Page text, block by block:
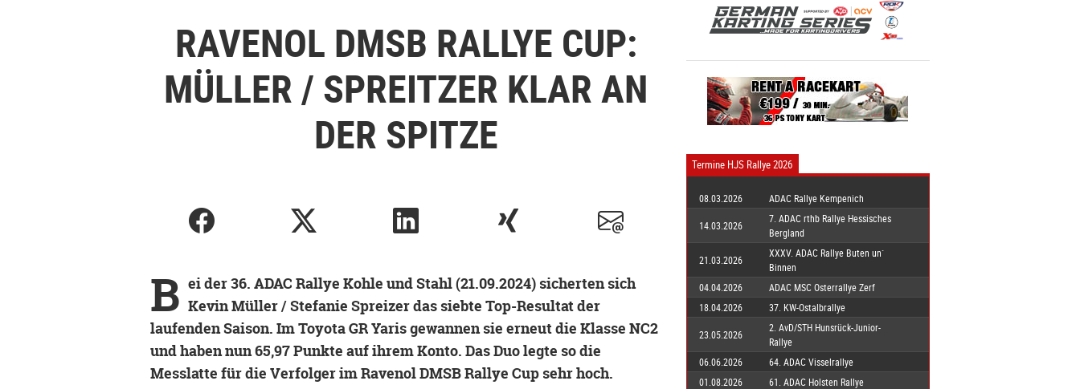
RAVENOL DMSB RALLYE CUP:
MÜLLER / SPREITZER KLAR AN
DER SPITZE
B ei der 36. ADAC Rallye Kohle und Stahl (21.09.2024) sicherten sich
Kevin Müller / Stefanie Spreizer das siebte Top-Resultat der
laufenden Saison. Im Toyota GR Yaris gewannen sie erneut die Klasse NC2
und haben nun 65,97 Punkte auf ihrem Konto. Das Duo legte so die
Messlatte für die Verfolger im Ravenol DMSB Rallye Cup sehr hoch.
Termine HJS Rallye 2026
08.03.2026 ADAC Rallye Kempenich
14.03.2026
7. ADAC rthb Rallye Hessisches
Bergland
21.03.2026
XXXV. ADAC Rallye Buten un`
Binnen
04.04.2026
ADAC MSC Osterrallye Zerf
18.04.2026
37. KW-Ostalbrallye
23.05.2026
2. AvD/STH Hunsrück-Junior-
Rallye
06.06.2026
64. ADAC Visselrallye
01.08.2026
61. ADAC Holsten Rallye